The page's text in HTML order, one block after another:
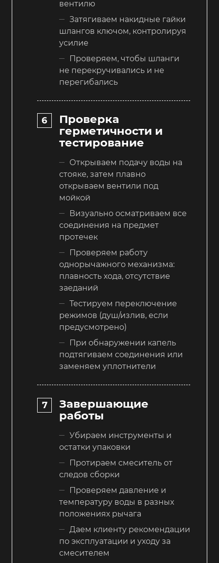
вентилю
Затягиваем накидные гайки
шлангов ключом, контролируя
усилие
Проверяем, чтобы шланги
не перекручивались и не
перегибались
Проверка
герметичности и
тестирование
Открываем подачу воды на
стояке, затем плавно
открываем вентили под
мойкой
Визуально осматриваем все
соединения на предмет
протечек
Проверяем работу
однорычажного механизма:
плавность хода, отсутствие
заеданий
Тестируем переключение
режимов (душ/излив, если
предусмотрено)
При обнаружении капель
подтягиваем соединения или
заменяем уплотнители
Завершающие
работы
Убираем инструменты и
остатки упаковки
Протираем смеситель от
следов сборки
Проверяем давление и
температуру воды в разных
положениях рычага
Даем клиенту рекомендации
по эксплуатации и уходу за
смесителем